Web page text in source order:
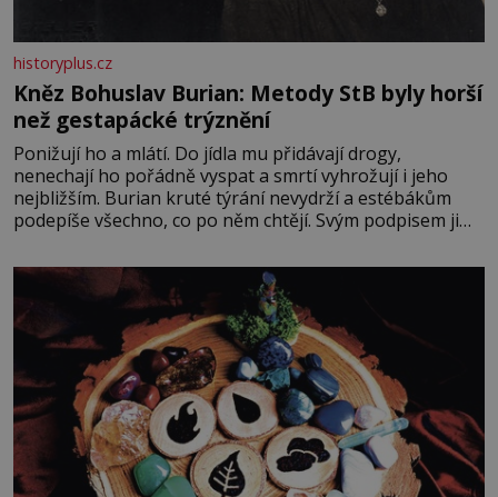
historyplus.cz
Kněz Bohuslav Burian: Metody StB byly horší
než gestapácké trýznění
Ponižují ho a mlátí. Do jídla mu přidávají drogy,
nenechají ho pořádně vyspat a smrtí vyhrožují i jeho
nejbližším. Burian kruté týrání nevydrží a estébákům
podepíše všechno, co po něm chtějí. Svým podpisem jim
fyzický ani psychický nátlak. Syn brněnského řezníka
chce být knězem a